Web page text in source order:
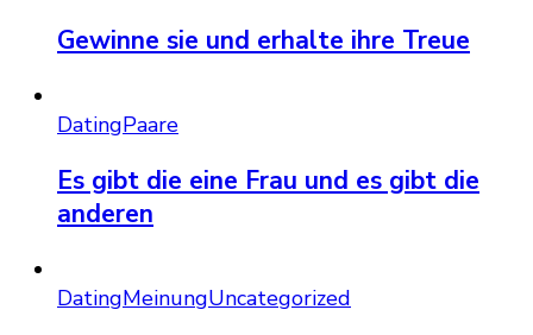
Gewinne sie und erhalte ihre Treue
DatingPaare
Es gibt die eine Frau und es gibt die
anderen
DatingMeinungUncategorized